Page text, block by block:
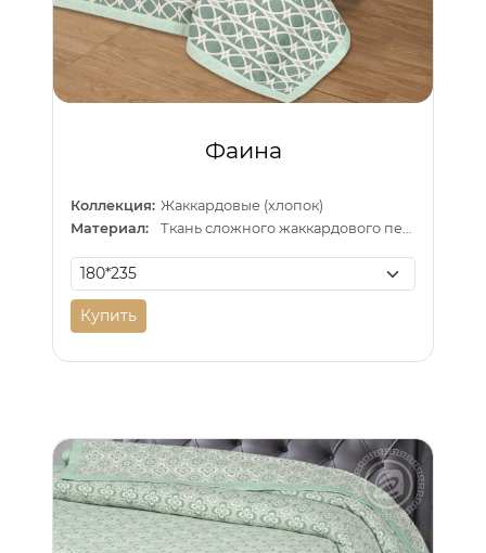
Фаина
Коллекция: Жаккардовые (хлопок)
Материал:
Купить